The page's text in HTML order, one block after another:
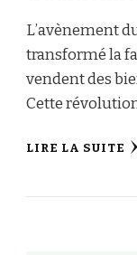
L’avènement
transformé la
vendent des
Cette
LIRE LA SUITE